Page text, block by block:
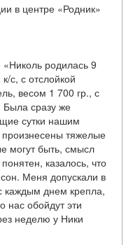
в центре «Родник»
родилась 9
с, с отслойкой
весом 1 700 гр., с
Была сразу же
сутки нашим
тяжелые
могут быть, смысл
казалось, что
Меня допускали в
каждым днем крепла,
нас обойдут эти
неделю у Ники